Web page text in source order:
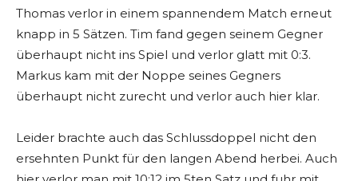
Thomas verlor in einem spannendem Match erneut
knapp in 5 Sätzen. Tim fand gegen seinem Gegner
überhaupt nicht ins Spiel und verlor glatt mit 0:3.
Markus kam mit der Noppe seines Gegners
überhaupt nicht zurecht und verlor auch hier klar.
Leider brachte auch das Schlussdoppel nicht den
ersehnten Punkt für den langen Abend herbei. Auch